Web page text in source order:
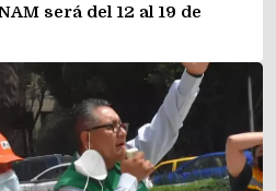
será del 12 al 19 de